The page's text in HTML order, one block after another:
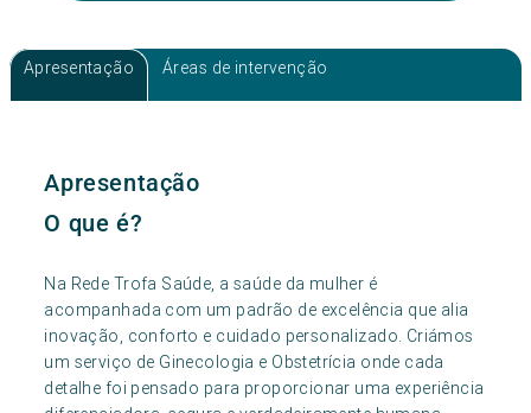
Apresentação Áreas de intervenção
Apresentação
O que é?
Na Rede Trofa Saúde, a saúde da mulher é
acompanhada com um padrão de excelência que alia
inovação, conforto e cuidado personalizado. Criámos
um serviço de Ginecologia e Obstetrícia onde cada
detalhe foi pensado para proporcionar uma experiência